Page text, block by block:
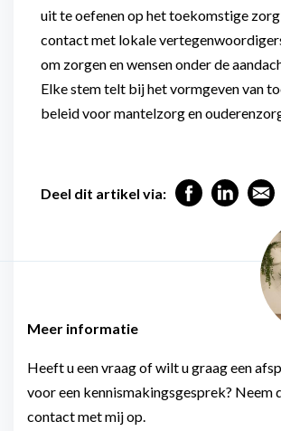
uit te oefenen op het toekomstige
contact met lokale
om zorgen en wensen onder de
Elke stem telt bij het vormgeven van
beleid voor mantelzorg en
Deel dit artikel via:
Meer informatie
Heeft u een vraag of wilt u graag een
voor een kennismakingsgesprek? Neem
contact met mij op.